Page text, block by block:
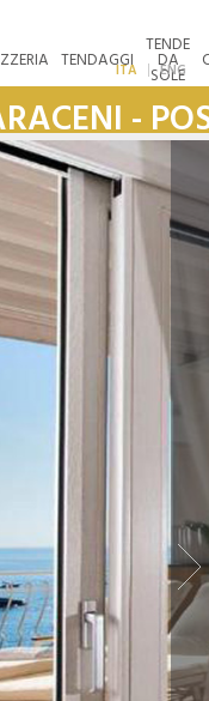
TENDAGGI
TENDE
DA
SOLE
ITA ENG
-